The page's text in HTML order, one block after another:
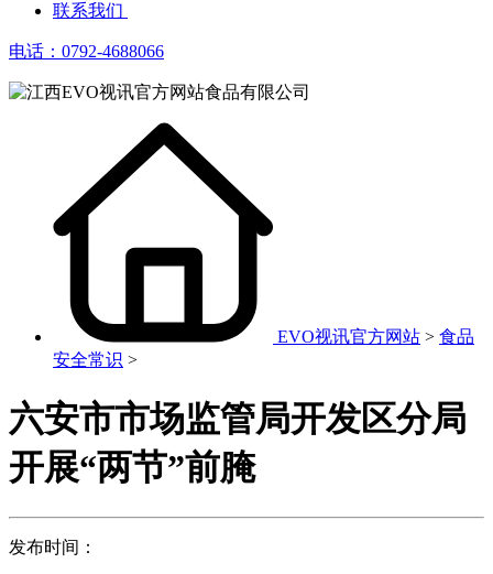
联系我们
电话：0792-4688066
EVO视讯官方网站 > 食品
安全常识 >
六安市市场监管局开发区分局
开展“两节”前腌
发布时间：